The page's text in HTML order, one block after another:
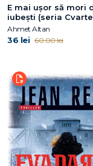
E mai ușor să mori
iubești (seria
Otoman, vol.3)
Ahmet Altan
36 lei 60.00 lei